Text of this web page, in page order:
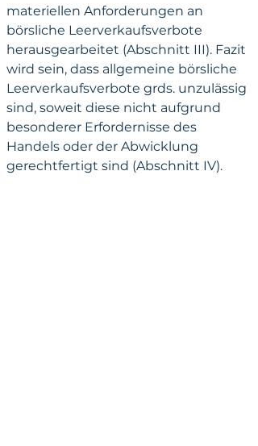
materiellen Anforderungen an
börsliche Leerverkaufsverbote
herausgearbeitet (Abschnitt III). Fazit
wird sein, dass allgemeine börsliche
Leerverkaufsverbote grds. unzulässig
sind, soweit diese nicht aufgrund
besonderer Erfordernisse des
Handels oder der Abwicklung
gerechtfertigt sind (Abschnitt IV).